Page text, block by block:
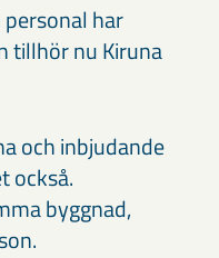
har
tillhör nu Kiruna
och inbjudande
också.
byggnad,